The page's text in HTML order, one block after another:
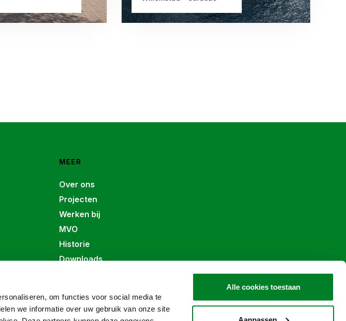
om functies voor social media te
we informatie over uw gebruik van onze site
Alle cookies toestaan
MEER
Over ons
Projecten
Werken bij
MVO
Historie
Downloads
Contact
In memoriam